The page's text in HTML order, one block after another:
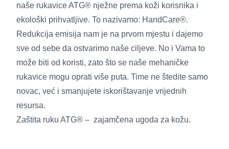
naše rukavice ATG® nježne prema koži korisnika i
ekološki prihvatljive. To nazivamo: HandCare®.
Redukcija emisija nam je na prvom mjestu i dajemo
sve od sebe da ostvarimo naše ciljeve. No i Vama to
može biti od koristi, zato što se naše mehaničke
rukavice mogu oprati više puta. Time ne štedite samo
novac, već i smanjujete iskorištavanje vrijednih
resursa.
Zaštita ruku ATG® – zajamčena ugoda za kožu.